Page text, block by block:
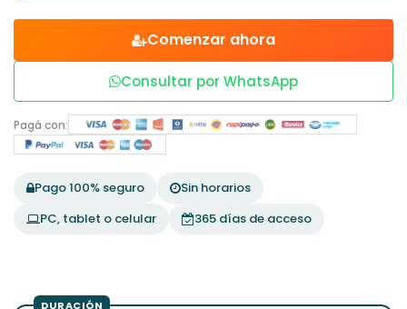
Comenzar ahora
Consultar por WhatsApp
Pagá con:
Pago 100% seguro
Sin horarios
PC, tablet o celular
365 días de acceso